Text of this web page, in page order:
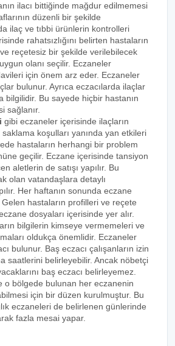
ilacı bittiğinde mağdur edilmemesi
düzenli bir şekilde
ilaç ve tıbbi ürünlerin kontrolleri
rahatsızlığını belirten hastaların
reçetesiz bir şekilde verilebilecek
olanı seçilir. Eczaneler
için önem arz eder. Eczaneler
bulunur. Ayrıca eczacılarda ilaçlar
bilgilidir. Bu sayede hiçbir hastanın
sağlanır.
gibi eczaneler içerisinde ilaçların
saklama koşulları yanında yan etkileri
hastaların herhangi bir problem
geçilir. Eczane içerisinde tansiyon
aletlerin de satışı yapılır. Bu
olan vatandaşlara detaylı
Her haftanın sonunda eczane
hastaların profilleri ve reçete
dosyaları içerisinde yer alır.
bilgilerin kimseye vermemeleri ve
oldukça önemlidir. Eczaneler
bulunur. Baş eczacı çalışanların izin
saatlerini belirleyebilir. Ancak nöbetçi
baş eczacı belirleyemez.
o bölgede bulunan her eczanenin
için bir düzen kurulmuştur. Bu
eczaneleri de belirlenen günlerinde
fazla mesai yapar.